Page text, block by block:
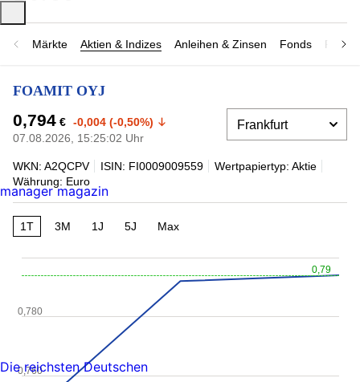
Märkte Aktien & Indizes Anleihen & Zinsen Fonds
FOAMIT OYJ
0,794 € -0,004 (-0,50%)
07.08.2026, 15:25:02 Uhr
WKN: A2QCPV ISIN: FI0009009559
Wertpapiertyp: Aktie
Währung: Euro
1T 3M 1J 5J Max
0,79
0,760
0,780
manager magazin
Die reichsten Deutschen